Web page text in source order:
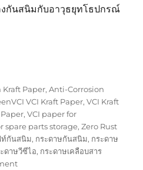
กันสนิมกับอาวุธยุทโธปกรณ์
ดาษกันสนิมงานซ่อมบำรุงรักษา”
Paper,Anti-Corrosion
VCI Kraft Paper,VCI Kraft
Paper,VCI paper for
spare parts storage,Zero Rust
ท์กันสนิม, กระดาษกันสนิม, กระดาษ
ดาษวีซีไอ, กระดาษเคลือบสาร
on